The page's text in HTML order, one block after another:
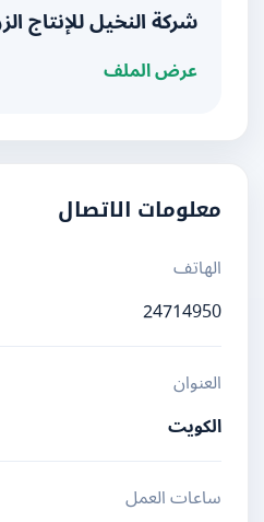
شركة النخيل للإنتاج الزراعي
عرض الملف
معلومات الاتصال
الهاتف
24714950
العنوان
الكويت
ساعات العمل